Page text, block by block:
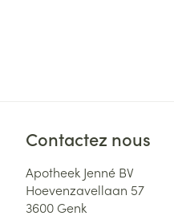
Contactez nous
Apotheek Jenné BV
Hoevenzavellaan 57
3600 Genk